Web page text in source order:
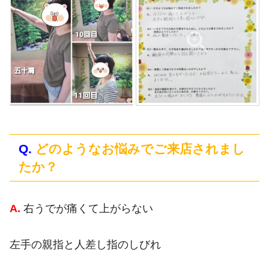
Q. どのようなお悩みでご来店されまし
たか？
A. 右うでが痛くて上がらない
左手の親指と人差し指のしびれ